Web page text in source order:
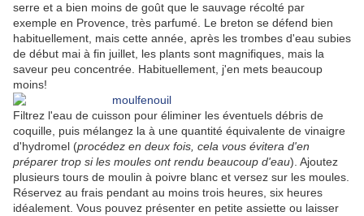
serre et a bien moins de goût que le sauvage récolté par
exemple en Provence, très parfumé. Le breton se défend bien
habituellement, mais cette année, après les trombes d'eau subies
de début mai à fin juillet, les plants sont magnifiques, mais la
saveur peu concentrée. Habituellement, j'en mets beaucoup
moins!
Filtrez l'eau de cuisson pour éliminer les éventuels débris de
coquille, puis mélangez la à une quantité équivalente de vinaigre
d'hydromel (procédez en deux fois, cela vous évitera d'en
préparer trop si les moules ont rendu beaucoup d'eau). Ajoutez
plusieurs tours de moulin à poivre blanc et versez sur les moules.
Réservez au frais pendant au moins trois heures, six heures
idéalement. Vous pouvez présenter en petite assiette ou laisser